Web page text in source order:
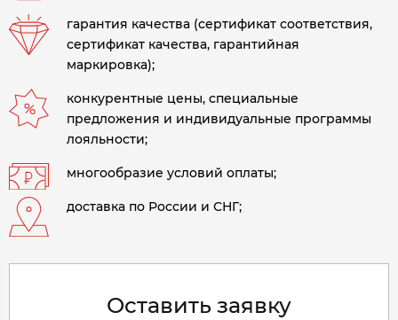
гарантия качества (сертификат соответствия,
сертификат качества, гарантийная
маркировка);
конкурентные цены, специальные
предложения и индивидуальные программы
лояльности;
многообразие условий оплаты;
доставка по России и СНГ;
Оставить заявку